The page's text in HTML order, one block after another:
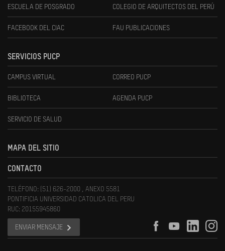
ESCUELA DE POSGRADO COLEGIO DE ARQUITECTOS DEL PERÚ
FACEBOOK DEL CIAC FAU PUBLICACIONES
SERVICIOS PUCP
CAMPUS VIRTUAL CORREO PUCP
BIBLIOTECA AGENDA PUCP
SERVICIO DE SALUD
MAPA DEL SITIO
CONTACTO
TELÉFONO: (51) 626-2000 , ANEXO 5581
PONTIFICIA UNIVERSIDAD CATOLICA DEL PERU
RUC: 20155945860
ENVIAR MENSAJE